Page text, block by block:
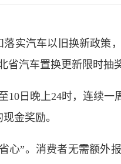
落实汽车以旧换新政策
省汽车置换更新限时抽
10日晚上24时，连续
金奖励。
心”。消费者无需额外